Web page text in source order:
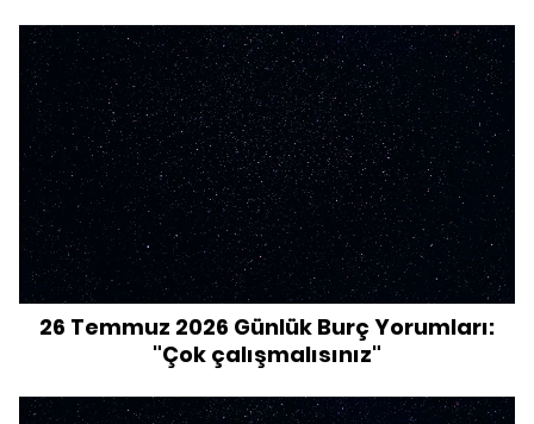
26 Temmuz 2026 Günlük Burç Yorumları:
"Çok çalışmalısınız"